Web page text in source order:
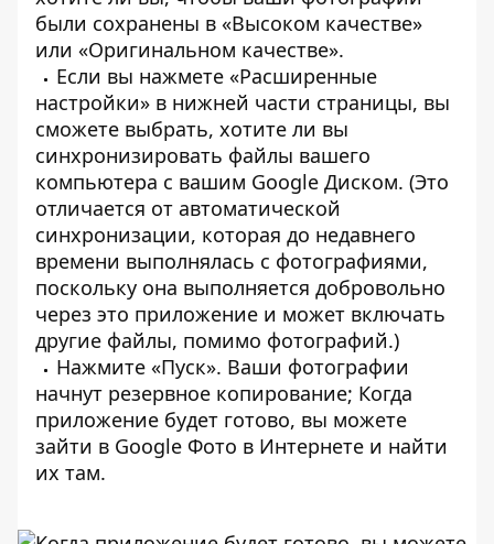
были сохранены в «Высоком качестве»
или «Оригинальном качестве».
Если вы нажмете «Расширенные
настройки» в нижней части страницы, вы
сможете выбрать, хотите ли вы
синхронизировать файлы вашего
компьютера с вашим Google Диском. (Это
отличается от автоматической
синхронизации, которая до недавнего
времени выполнялась с фотографиями,
поскольку она выполняется добровольно
через это приложение и может включать
другие файлы, помимо фотографий.)
Нажмите «Пуск». Ваши фотографии
начнут резервное копирование; Когда
приложение будет готово, вы можете
зайти в Google Фото в Интернете и найти
их там.